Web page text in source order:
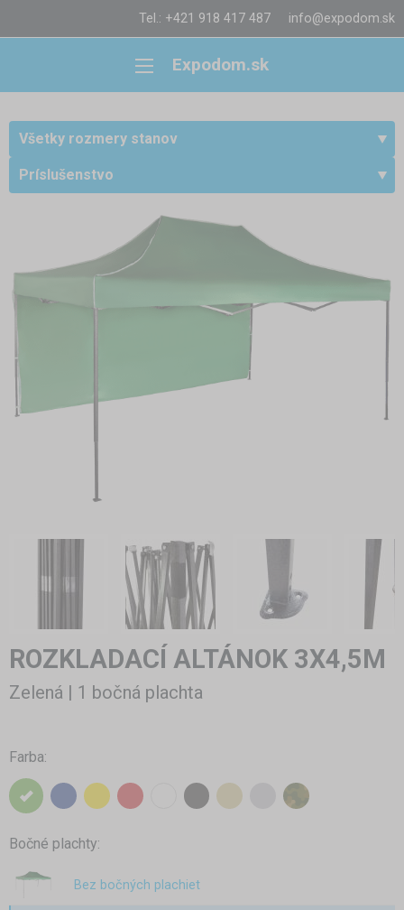
Tel.: +421 918 417 487 info@expodom.sk
Expodom.sk
Všetky rozmery stanov
Príslušenstvo
ROZKLADACÍ ALTÁNOK 3X4,5M
Zelená | 1 bočná plachta
Farba:
Bočné plachty:
Bez bočných plachiet